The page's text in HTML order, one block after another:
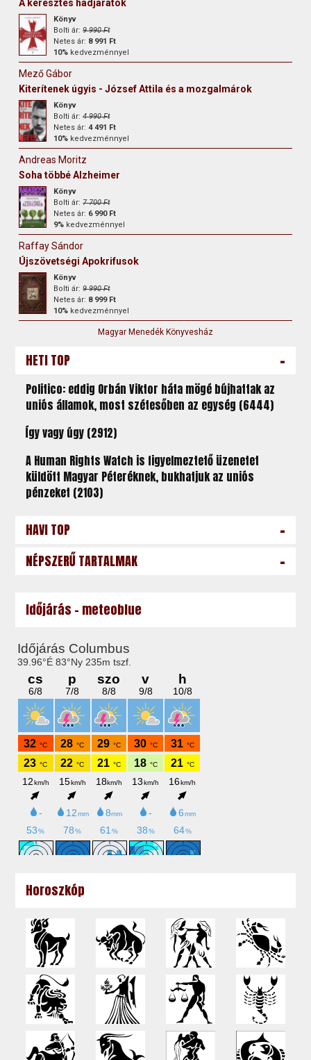
A keresztes hadjáratok
Könyv
Bolti ár:9 990 Ft
Netes ár: 8 991 Ft
10% kedvezménnyel
Mező Gábor
Kiterítenek úgyis - József Attila és a mozgalmárok
Könyv
Bolti ár:4 990 Ft
Netes ár:4 491 Ft
10% kedvezménnyel
Andreas Moritz
Soha többé Alzheimer
Könyv
Bolti ár:7 700 Ft
Netes ár: 6 990 Ft
9% kedvezménnyel
Raffay Sándor
Újszövetségi Apokrifusok
Könyv
Bolti ár:9 990 Ft
Netes ár: 8 999 Ft
10% kedvezménnyel
Magyar Menedék Könyvesház
HETI TOP -
Politico: eddig Orbán Viktor háta mögé bújhattak az
uniós államok, most szétesőben az egység (6444)
Így vagy úgy (2912)
A Human Rights Watch is figyelmeztető üzenetet
küldött Magyar Péteréknek, bukhatjuk az uniós
pénzeket (2103)
HAVI TOP -
NÉPSZERŰ TARTALMAK -
Időjárás - meteoblue
Horoszkóp